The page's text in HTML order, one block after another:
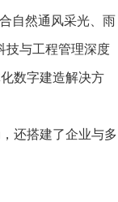
自然通风采光、雨
技与工程管理深度
数字建造解决方
还搭建了企业与多